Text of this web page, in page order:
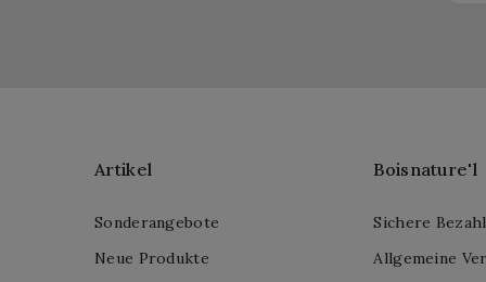
Artikel
Sonderangebote
Neue Produkte
Boisnature'l
Sichere
Allgemeine